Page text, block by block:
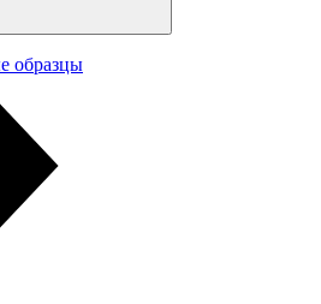
образцы